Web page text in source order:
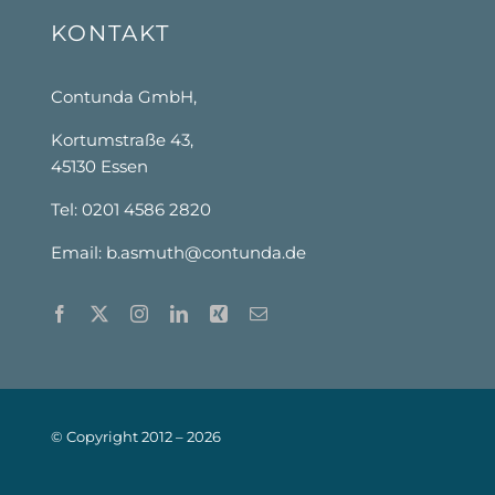
KONTAKT
Contunda GmbH,
Kortumstraße 43,
45130 Essen
Tel: 0201 4586 2820
Email: b.asmuth@contunda.de
© Copyright 2012 –2026